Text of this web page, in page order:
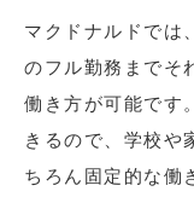
マクドナルドでは
のフル勤務までそ
働き方が可能です
きるので、学校や
ちろん固定的な働